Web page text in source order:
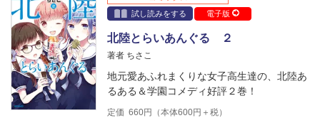
試し読みをする
電子版
北陸とらいあんぐる ２
著者 ちさこ
地元愛あふれまくりな女子高生達の、北陸あ
るある＆学園コメディ好評２巻！
定価 660円（本体600円＋税）